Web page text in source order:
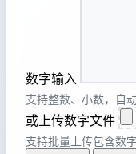
数字输入
支持整数、小数，自
或上传数字文件
支持批量上传包含数